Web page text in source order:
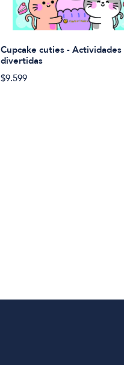
Cupcake cuties - Actividades
divertidas
$9.599